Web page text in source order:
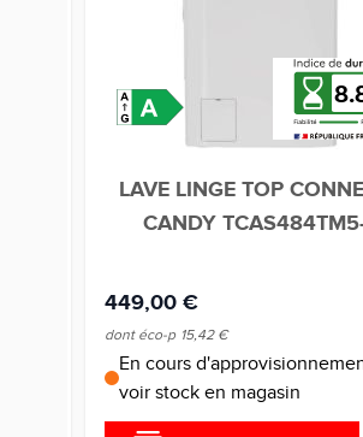
LAVE LINGE TOP
CANDY
449,00 €
dont éco-p 15,42 €
En cours
voir stock en magasin